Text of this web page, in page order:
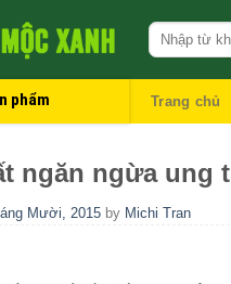
phẩm Trang chủ
ngăn ngừa ung
Mười, 2015 by Michi Tran